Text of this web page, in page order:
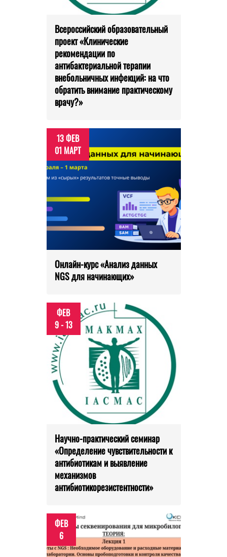
Всероссийский образовательный
проект «Клинические
рекомендации по
антибактериальной терапии
внебольничных инфекций: на что
обратить внимание практическому
врачу?»
13 ФЕВ
01 МАРТ
Онлайн-курс «Анализ данных
NGS для начинающих»
ФЕВ
9 - 13
Научно-практический семинар
«Определение чувствительности к
антибиотикам и выявление
механизмов
антибиотикорезистентности»
ФЕВ
6